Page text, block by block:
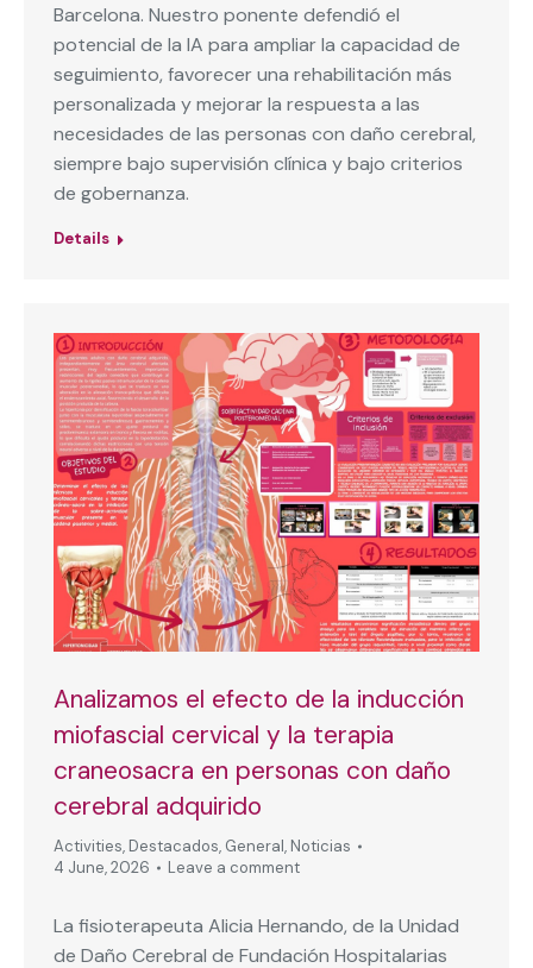
Barcelona. Nuestro ponente defendió el
potencial de la IA para ampliar la capacidad de
seguimiento, favorecer una rehabilitación más
personalizada y mejorar la respuesta a las
necesidades de las personas con daño cerebral,
siempre bajo supervisión clínica y bajo criterios
de gobernanza.
Details
Analizamos el efecto de la inducción
miofascial cervical y la terapia
craneosacra en personas con daño
cerebral adquirido
Activities, Destacados, General, Noticias
4 June, 2026
Leave a comment
La fisioterapeuta Alicia Hernando, de la Unidad
de Daño Cerebral de Fundación Hospitalarias